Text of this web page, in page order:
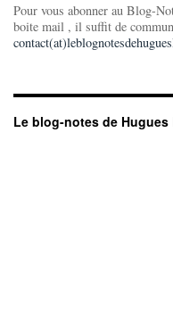
Pour vous abonner au Blog-
boite mail , il suffit de
Le blog-notes de Hugues